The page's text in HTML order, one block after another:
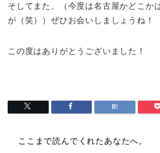
そしてまた、（今度は名古屋かどこか
が（笑））ぜひお会いしましょうね！
この度はありがとうございました！
ここまで読んでくれたあなたへ。